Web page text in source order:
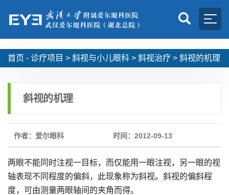
首页 - 诊疗项目 > 斜视与小儿眼科 > 斜视治疗 > 斜视的机理
斜视的机理
作者：爱尔眼科 时间：2012-09-13
两眼不能同时注视一目标，而仅能用一眼注视，另一眼的视
轴表现不同程度的偏斜，此现象称为斜视。斜视的偏斜程
度，可由测量两眼轴间的夹角而得。